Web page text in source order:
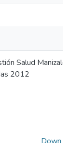
Salud
2012